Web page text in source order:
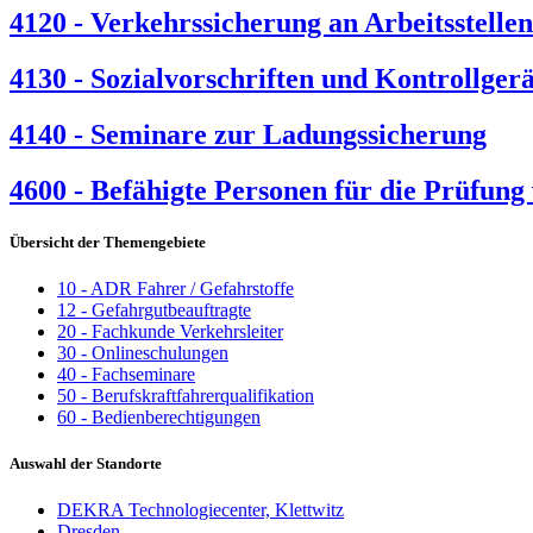
4120 - Verkehrssicherung an Arbeitsstellen
4130 - Sozialvorschriften und
4140 - Seminare zur Ladungssicherung
4600 - Befähigte Personen für die Prüfung
Übersicht der Themengebiete
10 - ADR Fahrer / Gefahrstoffe
12 - Gefahrgutbeauftragte
20 - Fachkunde Verkehrsleiter
30 - Onlineschulungen
40 - Fachseminare
50 - Berufskraftfahrerqualifikation
60 - Bedienberechtigungen
Auswahl der Standorte
DEKRA Technologiecenter, Klettwitz